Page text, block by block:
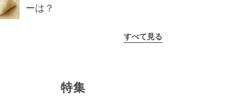
ーは？
すべて見る
特集